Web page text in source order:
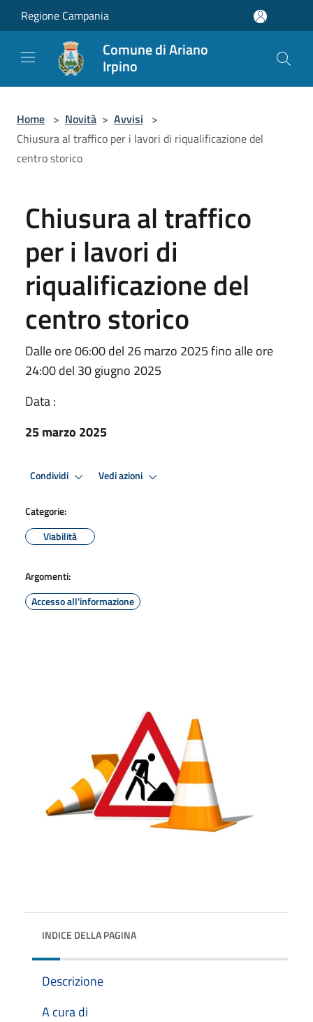
Salta al contenuto principale
Regione Campania
Comune di Ariano
Irpino
Home > Novità > Avvisi >
Chiusura al traffico per i lavori di riqualificazione del
centro storico
Chiusura al traffico
per i lavori di
riqualificazione del
centro storico
Dalle ore 06:00 del 26 marzo 2025 fino alle ore
24:00 del 30 giugno 2025
Data :
25 marzo 2025
Condividi Vedi azioni
Categorie:
Viabilità
Argomenti:
Accesso all'informazione
INDICE DELLA PAGINA
Descrizione
A cura di